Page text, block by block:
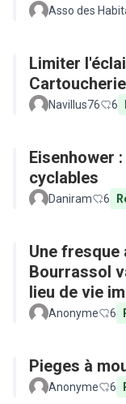
Asso des
Limiter
Navillus76 6
Eisenhower
cyclables
Daniram 6
Une fresque
Bourrassol
lieu de vie
Anonyme 6
Pieges à
Anonyme 6